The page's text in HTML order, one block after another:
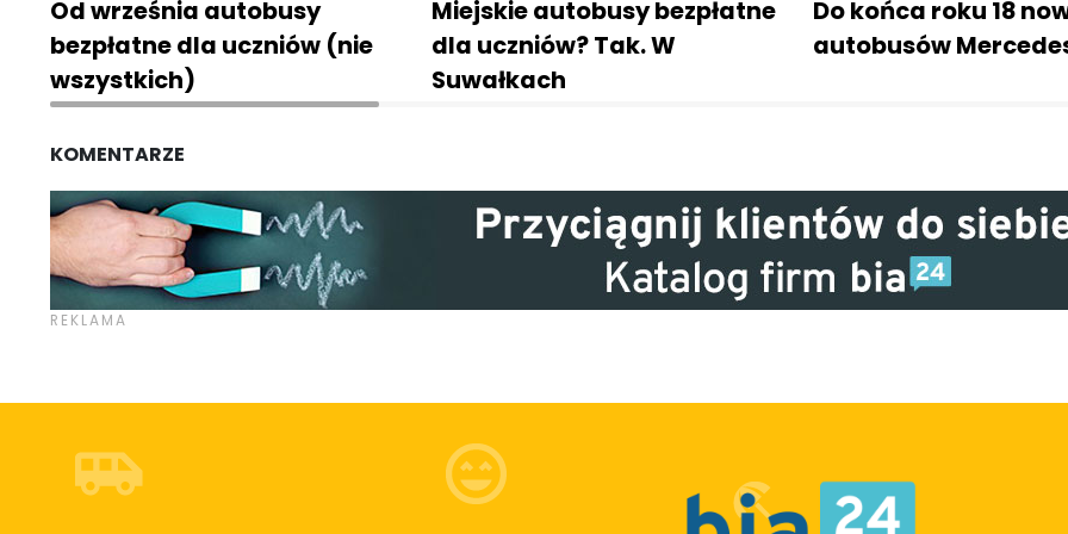
Od września autobusy
bezpłatne dla uczniów (nie
wszystkich)
Miejskie autobusy bezpłatne
dla uczniów? Tak. W
Suwałkach
Do końca roku 18
autobusów
KOMENTARZE